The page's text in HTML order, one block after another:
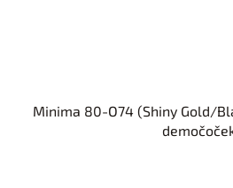
Minima 80-O74 (Shiny Gold/